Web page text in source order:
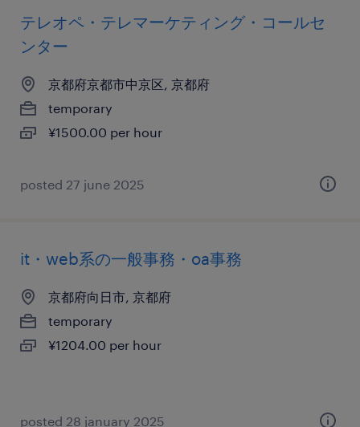
テレオペ・テレマーケティング・コールセ
ンター
京都府京都市中京区, 京都府
temporary
¥1500.00 per hour
posted 27 june 2025
it・web系の一般事務・oa事務
京都府向日市, 京都府
temporary
¥1204.00 per hour
posted 28 january 2025